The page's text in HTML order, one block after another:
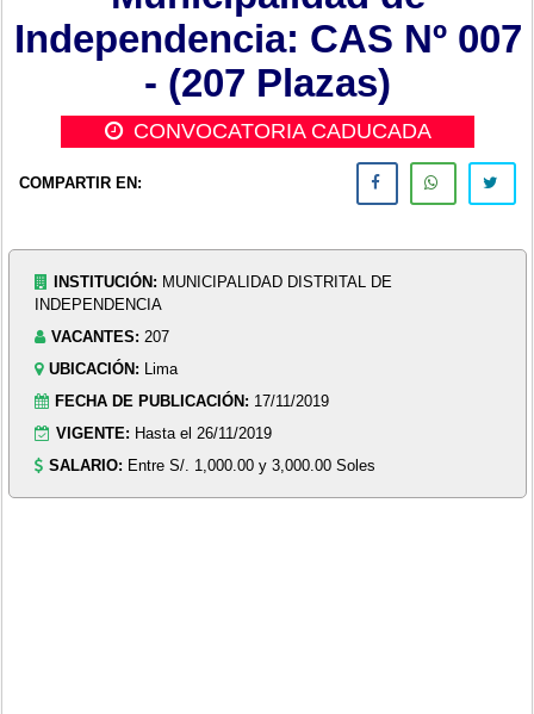
Independencia: CAS Nº 007
- (207 Plazas)
CONVOCATORIA CADUCADA
COMPARTIR EN:
INSTITUCIÓN: MUNICIPALIDAD DISTRITAL DE
INDEPENDENCIA
VACANTES: 207
UBICACIÓN: Lima
FECHA DE PUBLICACIÓN: 17/11/2019
VIGENTE: Hasta el 26/11/2019
SALARIO: Entre S/. 1,000.00 y 3,000.00 Soles